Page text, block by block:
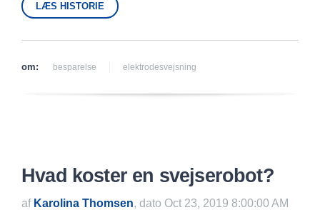
LÆS HISTORIE
om: besparelse elektrodesvejsning
Hvad koster en svejserobot?
af Karolina Thomsen, dato Oct 23, 2019 8:00:00 AM